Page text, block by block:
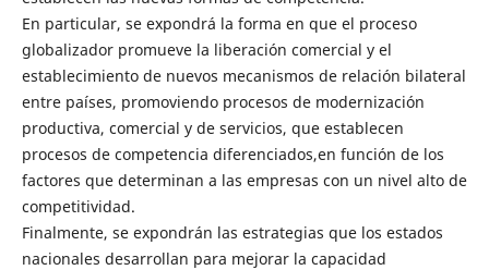
En particular, se expondrá la forma en que el proceso
globalizador promueve la liberación comercial y el
establecimiento de nuevos mecanismos de relación bilateral
entre países, promoviendo procesos de modernización
productiva, comercial y de servicios, que establecen
procesos de competencia diferenciados,en función de los
factores que determinan a las empresas con un nivel alto de
competitividad.
Finalmente, se expondrán las estrategias que los estados
nacionales desarrollan para mejorar la capacidad